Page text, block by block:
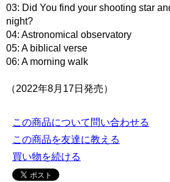
03: Did You find your shooting star
night?
04: Astronomical observatory
05: A biblical verse
06: A morning walk
（2022年8月17日発売）
この商品について問い合わせる
この商品を友達に教える
買い物を続ける